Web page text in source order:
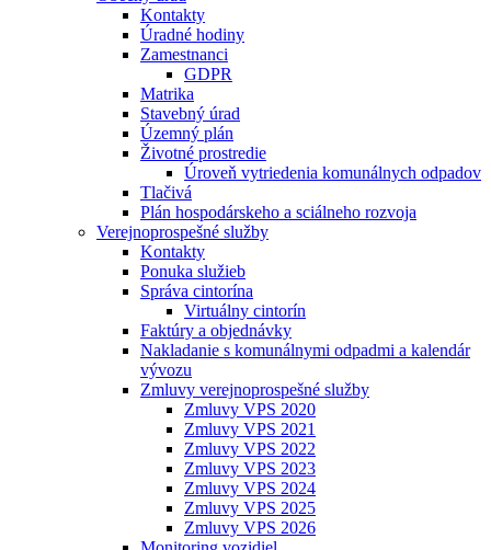
Kontakty
Úradné hodiny
Zamestnanci
GDPR
Matrika
Stavebný úrad
Územný plán
Životné prostredie
Úroveň vytriedenia komunálnych odpadov
Tlačivá
Plán hospodárskeho a sciálneho rozvoja
Verejnoprospešné služby
Kontakty
Ponuka služieb
Správa cintorína
Virtuálny cintorín
Faktúry a objednávky
Nakladanie s komunálnymi odpadmi a kalendár
vývozu
Zmluvy verejnoprospešné služby
Zmluvy VPS 2020
Zmluvy VPS 2021
Zmluvy VPS 2022
Zmluvy VPS 2023
Zmluvy VPS 2024
Zmluvy VPS 2025
Zmluvy VPS 2026